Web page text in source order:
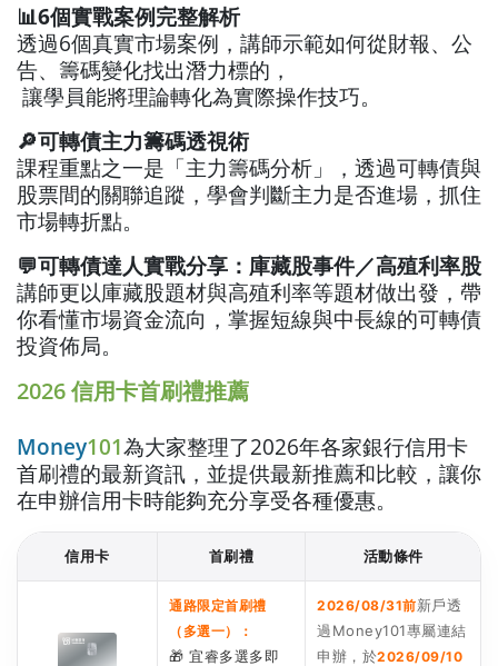
📊6個實戰案例完整解析
透過6個真實市場案例，講師示範如何從財報、公
告、籌碼變化找出潛力標的，
讓學員能將理論轉化為實際操作技巧。
🔎可轉債主力籌碼透視術
課程重點之一是「主力籌碼分析」，透過可轉債與
股票間的關聯追蹤，學會判斷主力是否進場，抓住
市場轉折點。
💬可轉債達人實戰分享：庫藏股事件／高殖利率股
講師更以庫藏股題材與高殖利率等題材做出發，帶
你看懂市場資金流向，掌握短線與中長線的可轉債
投資佈局。
2026 信用卡首刷禮推薦
Money101為大家整理了2026年各家銀行信用卡
首刷禮的最新資訊，並提供最新推薦和比較，讓你
在申辦信用卡時能夠充分享受各種優惠。
信用卡 首刷禮 活動條件
通路限定首刷禮
（多選一）：
🎁 宜睿多選多即
2026/08/31前新戶透
過Money101專屬連結
申辦，於2026/09/10